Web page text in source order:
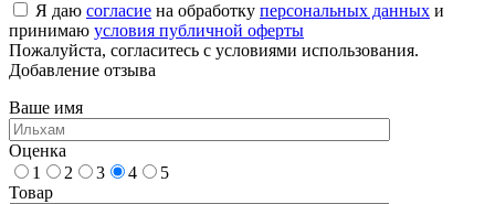
Я даю согласие на обработку персональных данных и
принимаю условия публичной оферты
Пожалуйста, согласитесь с условиями использования.
Добавление отзыва
Ваше имя
Оценка
1
2 3 4
5
Товар